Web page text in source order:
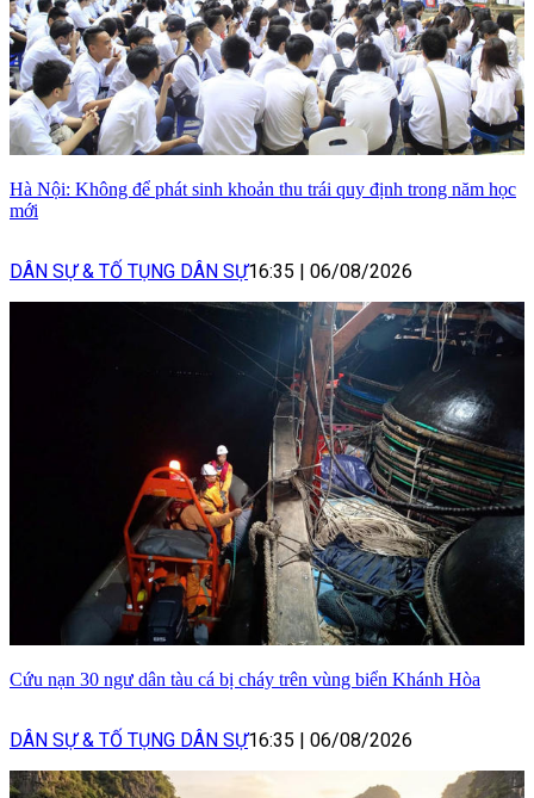
Hà Nội: Không để phát sinh khoản thu trái quy định trong năm học
mới
DÂN SỰ & TỐ TỤNG DÂN SỰ16:35 06/08/2026
Cứu nạn 30 ngư dân tàu cá bị cháy trên vùng biển Khánh Hòa
DÂN SỰ & TỐ TỤNG DÂN SỰ16:35 06/08/2026